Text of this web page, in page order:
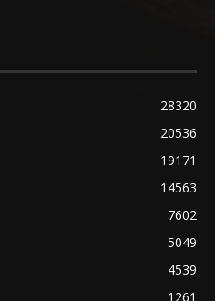
28320
20536
19171
14563
7602
5049
4539
1261